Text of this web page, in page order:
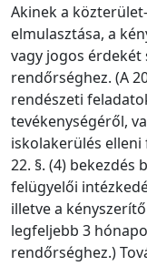
Akinek a
elmulasztása, a
vagy jogos
rendőrséghez. (A
rendészeti
tevékenységéről,
iskolakerülés
22. §. (4) bekezdés
felügyelői
illetve a
legfeljebb 3
rendőrséghez.)